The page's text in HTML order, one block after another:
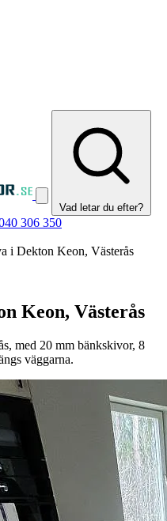
Vad letar du efter?
306 350
i Dekton Keon, Västerås
Keon, Västerås
med 20 mm bänkskivor, 8
väggarna.